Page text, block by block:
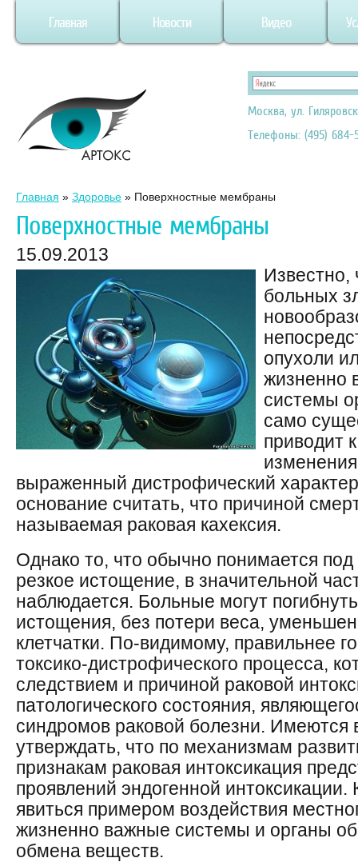
Главная Новости Видео
Москва, ул.
Телефоны: (495) 684-
Главная » Здоровье » Поверхностные мембраны
Поверхностные мембраны
15.09.2013
Известно,
больных
опухоли
жизненно
системы
само
приводит
выраженный дистрофический
основание считать, что причиной
называемая раковая кахексия.
Однако то, что обычно понимается под
резкое истощение, в значительной
наблюдается. Больные могут
истощения, без потери веса,
клетчатки. По-видимому, правильнее
токсико-дистрофического процесса,
следствием и причиной раковой
патологического состояния,
синдромов раковой болезни. Имеются
утверждать, что по механизмам
признакам раковая интоксикация
проявлений эндогенной
явиться примером воздействия
жизненно важные системы и органы
обмена веществ.